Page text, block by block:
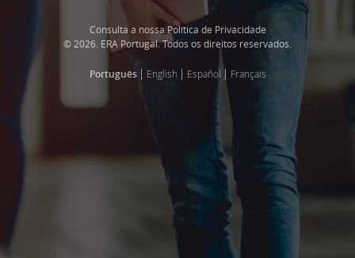
Consulta a nossa Política de Privacidade
© 2026. ERA Portugal. Todos os direitos reservados.
Português|English |Español |Français